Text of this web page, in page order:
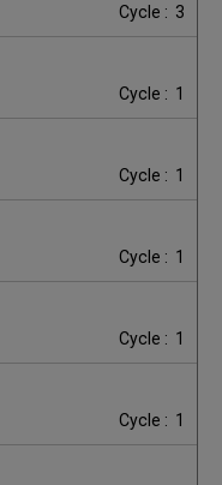
3
1
1
1
1
1